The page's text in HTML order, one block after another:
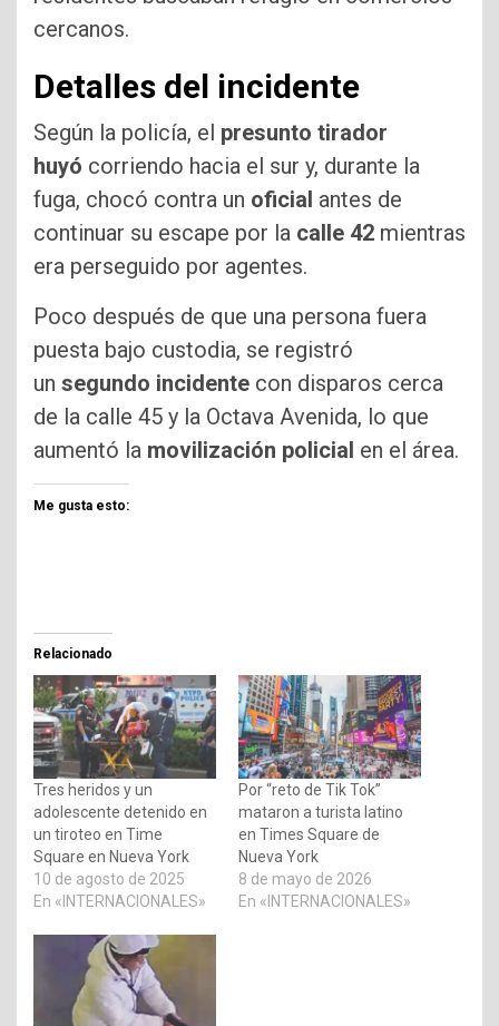
cercanos.
Detalles del incidente
Según la policía, el presunto tirador
huyó corriendo hacia el sur y, durante la
fuga, chocó contra un oficial antes de
continuar su escape por la calle 42 mientras
era perseguido por agentes.
Poco después de que una persona fuera
puesta bajo custodia, se registró
un segundo incidente con disparos cerca
de la calle 45 y la Octava Avenida, lo que
aumentó la movilización policial en el área.
Me gusta esto:
Relacionado
Tres heridos y un
adolescente detenido en
un tiroteo en Time
Square en Nueva York
10 de agosto de 2025
En «INTERNACIONALES»
Por “reto de Tik Tok”
mataron a turista latino
en Times Square de
Nueva York
8 de mayo de 2026
En «INTERNACIONALES»